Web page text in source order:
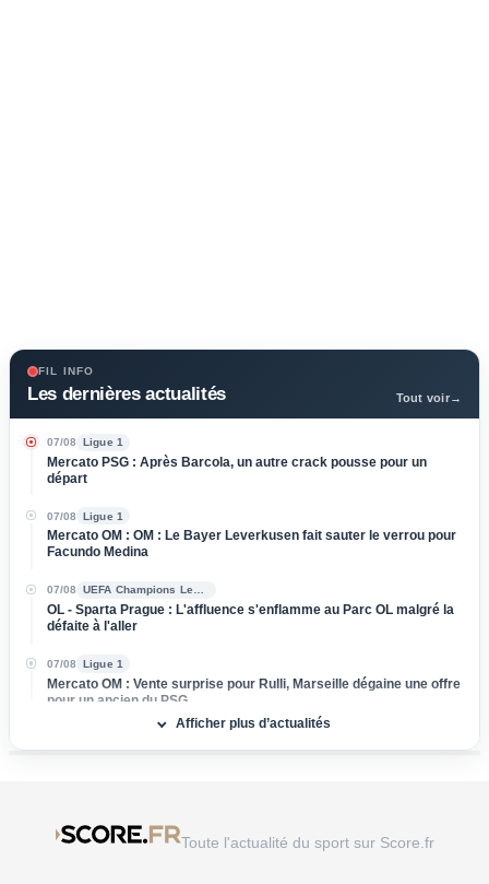
FIL INFO
Les dernières actualités Tout voir→
07/08 Ligue 1
Mercato PSG : Après Barcola, un autre crack pousse pour un
départ
07/08 Ligue 1
Mercato OM : OM : Le Bayer Leverkusen fait sauter le verrou pour
Facundo Medina
07/08 UEFA Champions League
OL - Sparta Prague : L'affluence s'enflamme au Parc OL malgré la
défaite à l'aller
07/08 Ligue 1
Mercato OM : Vente surprise pour Rulli, Marseille dégaine une offre
pour un ancien du PSG
Afficher plus d’actualités
Toute l'actualité du sport sur Score.fr